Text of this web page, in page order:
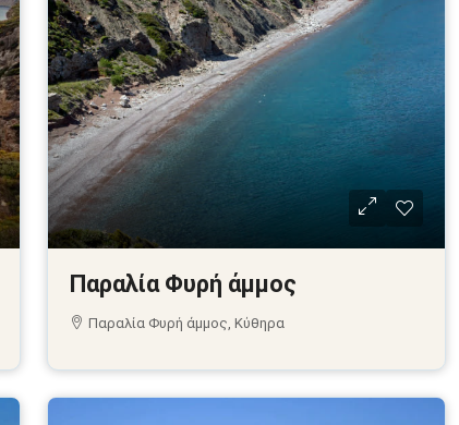
Παραλία Φυρή άμμος
Παραλία Φυρή άμμος, Κύθηρα